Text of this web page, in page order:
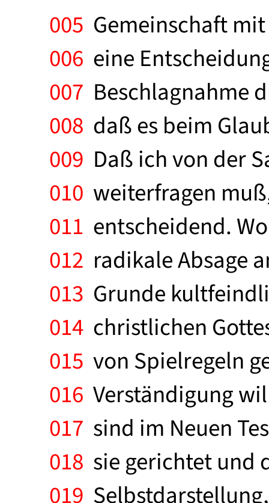
005 Gemeinschaft
006 eine
007 Beschlagnahme
008 daß es beim
009 Daß ich von der
010 weiterfragen
011 entscheidend.
012 radikale Absage
013 Grunde
014 christlichen
015 von Spielregeln
016 Verständigung
017 sind im Neuen
018 sie gerichtet und
019